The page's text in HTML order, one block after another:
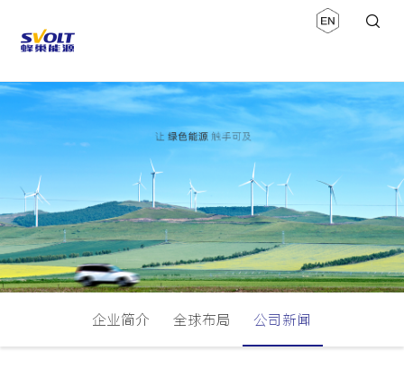
企业简介 全球布局 公司新闻